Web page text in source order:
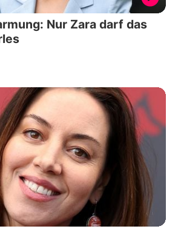
Nur Zara darf das